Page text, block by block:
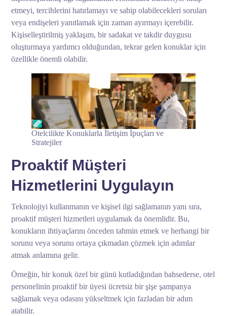
etmeyi, tercihlerini hatırlamayı ve sahip olabilecekleri soruları
veya endişeleri yanıtlamak için zaman ayırmayı içerebilir.
Kişiselleştirilmiş yaklaşım, bir sadakat ve takdir duygusu
oluşturmaya yardımcı olduğundan, tekrar gelen konuklar için
özellikle önemli olabilir.
Otelcilikte Konuklarla İletişim İpuçları ve
Stratejiler
Proaktif Müşteri
Hizmetlerini Uygulayın
Teknolojiyi kullanmanın ve kişisel ilgi sağlamanın yanı sıra,
proaktif müşteri hizmetleri uygulamak da önemlidir. Bu,
konukların ihtiyaçlarını önceden tahmin etmek ve herhangi bir
sorunu veya sorunu ortaya çıkmadan çözmek için adımlar
atmak anlamına gelir.
Örneğin, bir konuk özel bir günü kutladığından bahsederse, otel
personelinin proaktif bir üyesi ücretsiz bir şişe şampanya
sağlamak veya odasını yükseltmek için fazladan bir adım
atabilir.